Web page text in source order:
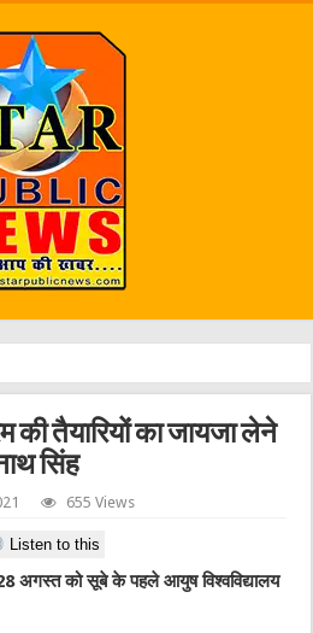
की तैयारियों का जायजा लेने
सिंह
655 Views
Listen to this
अगस्त को सूबे के पहले आयुष विश्वविद्यालय